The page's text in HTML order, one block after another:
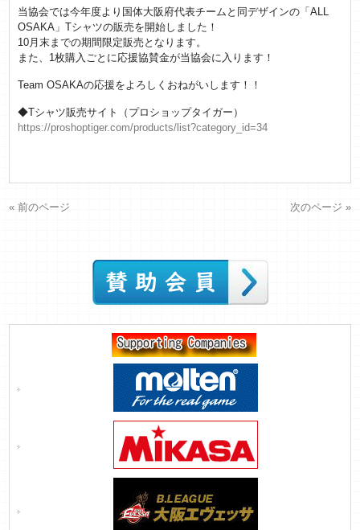
当協会では今年度より国体大阪府代表チームと同デザインの「ALL
OSAKA」Tシャツの販売を開始しました！
10月末までの期間限定販売となります。
また、1枚購入ごとに応援協賛金が当協会に入ります！
Team OSAKAの応援をよろしくおねがいします！！
◆Tシャツ販売サイト（プロショップタイガー）
https://proshoptiger.com/products/list?category_id=34
« 前のページ 次のページ »